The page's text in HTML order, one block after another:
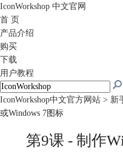
IconWorkshop 中文官网
首 页
产品介绍
购买
下载
用户教程
IconWorkshop中文官方网站 > 新
或Windows 7图标
第9课 - 制作